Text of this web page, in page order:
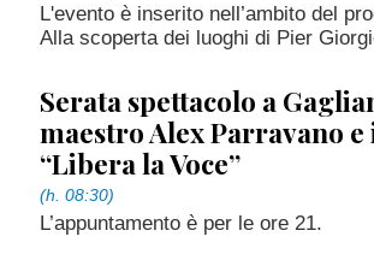
L'evento è inserito nell’ambito del
Alla scoperta dei luoghi di Pier
Serata spettacolo a
maestro Alex Parravano
“Libera la Voce”
(h. 08:30)
L’appuntamento è per le ore 21.